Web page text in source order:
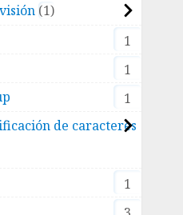
1
1
1
1
de caracteres
1